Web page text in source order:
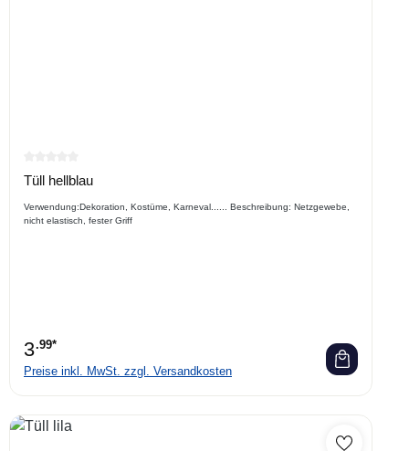
Durchschnittliche Bewertung von 0 von 5 Sternen
Tüll hellblau
Verwendung:Dekoration, Kostüme, Karneval...... Beschreibung: Netzgewebe,
nicht elastisch, fester Griff
3.99*
Preise inkl. MwSt. zzgl. Versandkosten